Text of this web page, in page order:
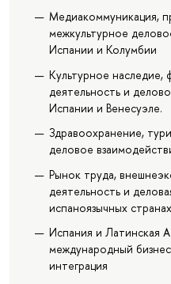
Медиакоммуникация,
межкультурное
Испании и Колумбии
Культурное наследие,
деятельность и
Испании и Венесуэле.
Здравоохранение,
деловое
Рынок труда,
деятельность и
испаноязычных
Испания и Латинская
международный
интеграция